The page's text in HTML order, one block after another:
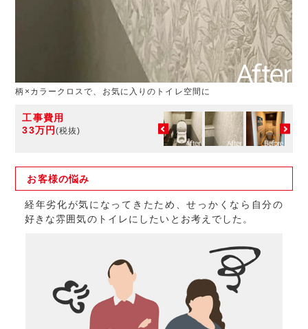
柄×カラークロスで、お気に入りのトイレ空間に
工事費用
33万円 (税抜)
お客様の悩み
経年劣化が気になってきたため、せっかくなら自分の
好きな雰囲気のトイレにしたいとお考えでした。